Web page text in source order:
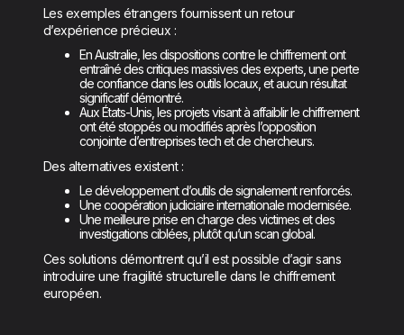
Les exemples étrangers fournissent un retour
d’expérience précieux :
En Australie, les dispositions contre le chiffrement ont
entraîné des critiques massives des experts, une perte
de confiance dans les outils locaux, et aucun résultat
significatif démontré.
Aux États-Unis, les projets visant à affaiblir le chiffrement
ont été stoppés ou modifiés après l’opposition
conjointe d’entreprises tech et de chercheurs.
Des alternatives existent :
Le développement d’outils de signalement renforcés.
Une coopération judiciaire internationale modernisée.
Une meilleure prise en charge des victimes et des
investigations ciblées, plutôt qu’un scan global.
Ces solutions démontrent qu’il est possible d’agir sans
introduire une fragilité structurelle dans le chiffrement
européen.